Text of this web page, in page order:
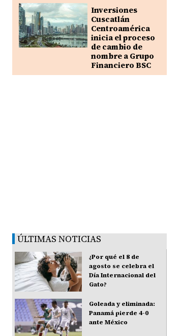
Inversiones
Cuscatlán
Centroamérica
inicia el proceso
de cambio de
nombre a Grupo
Financiero BSC
ÚLTIMAS NOTICIAS
¿Por qué el 8 de
agosto se celebra el
Día Internacional del
Gato?
Goleada y eliminada:
Panamá pierde 4-0
ante México